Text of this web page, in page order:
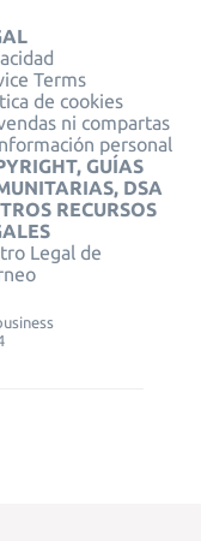
Terms
de cookies
ni compartas
personal
GUÍAS
DSA
RECURSOS
Legal de